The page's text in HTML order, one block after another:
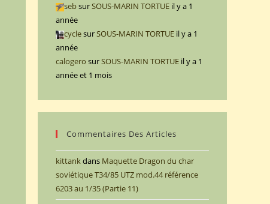
sebsurSOUS-MARIN TORTUE il y a 1
année
cyclesurSOUS-MARIN TORTUE il y a 1
année
calogero surSOUS-MARIN TORTUE il y a 1
année et 1 mois
Commentaires Des Articles
kittankdans Maquette Dragon du char
soviétique T34/85 UTZ mod.44 référence
6203 au 1/35 (Partie 11)